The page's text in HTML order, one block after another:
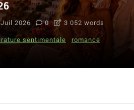
2026 0 3 052 words
sentimentale romance